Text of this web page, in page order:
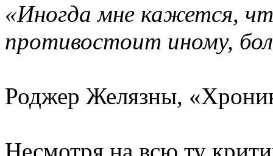
«Иногда мне кажется,
противостоит иному,
Роджер Желязны,